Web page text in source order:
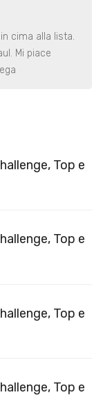
cima alla lista.
Mi piace
Top e
Top e
Top e
Top e